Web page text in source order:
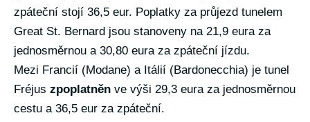
zpáteční stojí 36,5 eur. Poplatky za průjezd tunelem
Great St. Bernard jsou stanoveny na 21,9 eura za
jednosměrnou a 30,80 eura za zpáteční jízdu.
Mezi Francií (Modane) a Itálií (Bardonecchia) je tunel
Fréjus zpoplatněn ve výši 29,3 eura za jednosměrnou
cestu a 36,5 eur za zpáteční.